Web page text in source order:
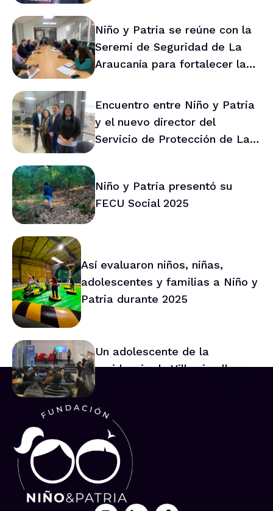
Niño y Patria se reúne con la
Seremi de Seguridad de La
Araucanía para fortalecer la
Encuentro entre Niño y Patria
y el nuevo director del
Servicio de Protección de La
Niño y Patria presentó su
FECU Social 2025
Así evaluaron niños, niñas,
adolescentes y familias a Niño y
Patria durante 2025
Un adolescente de la
residencia de Villarrica lleva